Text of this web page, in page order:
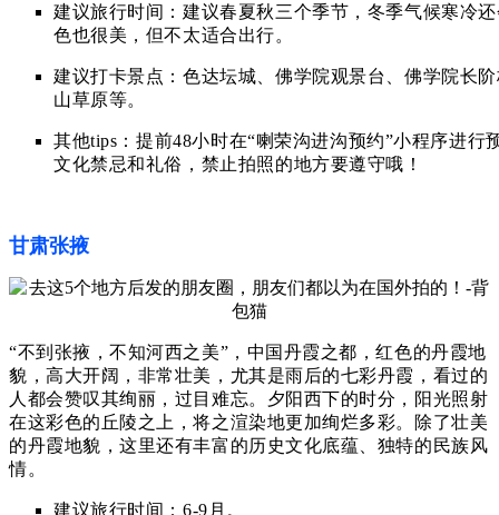
建议旅行时间：建议春夏秋三个季节，冬季气候寒冷
色也很美，但不太适合出行。
建议打卡景点：色达坛城、佛学院观景台、佛学院长
山草原等。
其他tips：提前48小时在“喇荣沟进沟预约”小程序进行
文化禁忌和礼俗，禁止拍照的地方要遵守哦！
甘肃张掖
“不到张掖，不知河西之美”，中国丹霞之都，红色的丹霞地
貌，高大开阔，非常壮美，尤其是雨后的七彩丹霞，看过的
人都会赞叹其绚丽，过目难忘。 夕阳西下的时分，阳光照射
在这彩色的丘陵之上，将之渲染地更加绚烂多彩。
除了壮美
的丹霞地貌，这里还有丰富的历史文化底蕴、独特的民族风
情。
建议旅行时间：6-9月。